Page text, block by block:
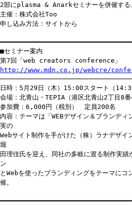
2部にplasma & Anarkセミナーを併催する
主催：株式会社Too
申し込み方法：サイトから
■セミナー案内
第7回「web creators conference」
http://www.mdn.co.jp/webcre/
日時：5月29日（木）15:00スタート（
会場：北青山・TEPIA（港区北青山2丁目
参加費：6,000円（税別） 定員200名
内容：テーマは「WEBデザイン＆ブランデ
実の
Webサイト制作を手がけた（株）ラナデザイ
堀
田理佳氏を迎え、同社の多岐に渡る制作実績
ン
とWebを使ったブランディングをテーマにコ
催。